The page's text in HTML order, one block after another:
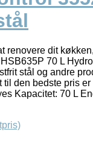
renovere dit
70 L
stål og andre
til den bedste pris
Kapacitet: 70 L